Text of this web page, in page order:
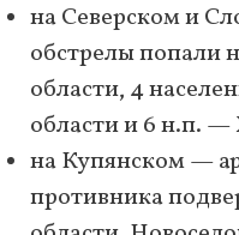
на Северском и
обстрелы попали
области, 4
области и 6 н.п. —
на Купянском —
противника